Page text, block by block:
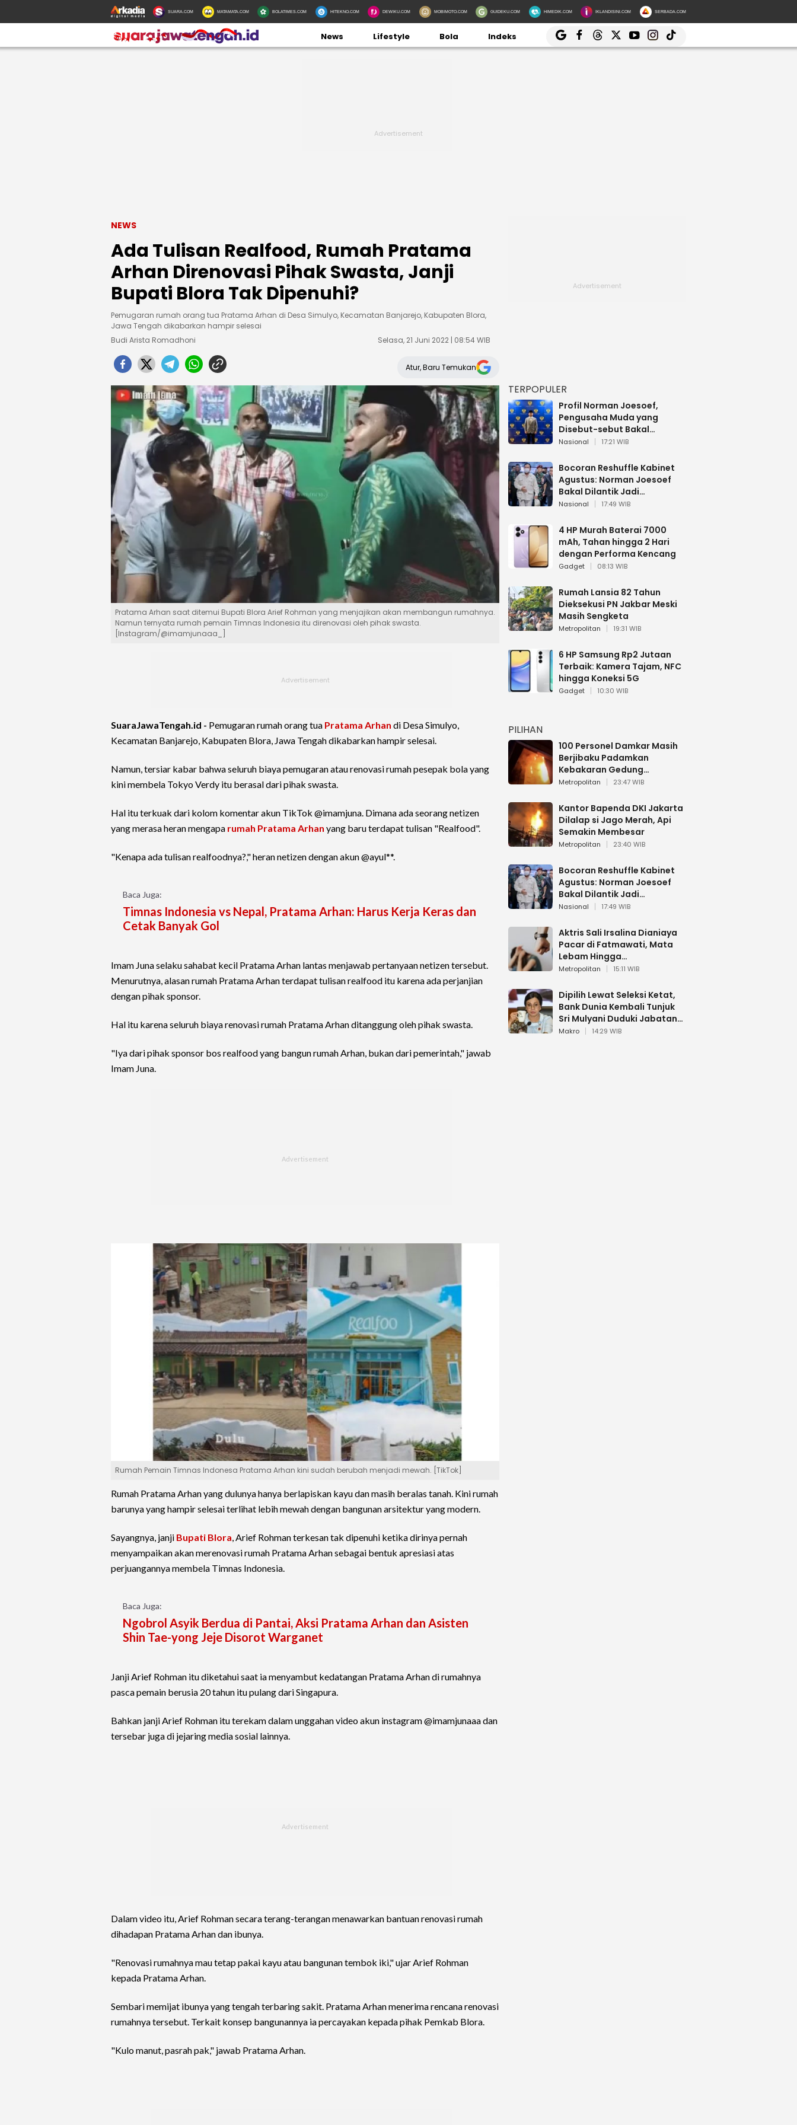
SUARA.COM MATAMATA.COM BOLATIMES.COM HITEKNO.COM DEWIKU.COM MOBIMOTO.COM GUIDEKU.COM HIMEDIK.COM IKLANDISINI.COM SERBADA.COM
News Lifestyle Bola Indeks
NEWS
Ada Tulisan Realfood, Rumah Pratama
Arhan Direnovasi Pihak Swasta, Janji
Bupati Blora Tak Dipenuhi?
Pemugaran rumah orang tua Pratama Arhan di Desa Simulyo, Kecamatan Banjarejo, Kabupaten Blora,
Jawa Tengah dikabarkan hampir selesai
Budi Arista Romadhoni
Selasa, 21 Juni 2022 | 08:54 WIB
Atur, Baru Temukan
Pratama Arhan saat ditemui Bupati Blora Arief Rohman yang menjajikan akan membangun rumahnya.
Namun ternyata rumah pemain Timnas Indonesia itu direnovasi oleh pihak swasta.
[Instagram/@imamjunaaa_]
SuaraJawaTengah.id - Pemugaran rumah orang tua Pratama Arhan di Desa Simulyo,
Kecamatan Banjarejo, Kabupaten Blora, Jawa Tengah dikabarkan hampir selesai.
Namun, tersiar kabar bahwa seluruh biaya pemugaran atau renovasi rumah pesepak bola yang
kini membela Tokyo Verdy itu berasal dari pihak swasta.
Hal itu terkuak dari kolom komentar akun TikTok @imamjuna. Dimana ada seorang netizen
yang merasa heran mengapa rumah Pratama Arhan yang baru terdapat tulisan "Realfood".
"Kenapa ada tulisan realfoodnya?," heran netizen dengan akun @ayul**.
Baca Juga:
Timnas Indonesia vs Nepal, Pratama Arhan: Harus Kerja Keras dan
Cetak Banyak Gol
Imam Juna selaku sahabat kecil Pratama Arhan lantas menjawab pertanyaan netizen tersebut.
Menurutnya, alasan rumah Pratama Arhan terdapat tulisan realfood itu karena ada perjanjian
dengan pihak sponsor.
Hal itu karena seluruh biaya renovasi rumah Pratama Arhan ditanggung oleh pihak swasta.
"Iya dari pihak sponsor bos realfood yang bangun rumah Arhan, bukan dari pemerintah," jawab
Imam Juna.
Rumah Pemain Timnas Indonesa Pratama Arhan kini sudah berubah menjadi mewah. [TikTok]
Rumah Pratama Arhan yang dulunya hanya berlapiskan kayu dan masih beralas tanah. Kini rumah
barunya yang hampir selesai terlihat lebih mewah dengan bangunan arsitektur yang modern.
Sayangnya, janji Bupati Blora, Arief Rohman terkesan tak dipenuhi ketika dirinya pernah
menyampaikan akan merenovasi rumah Pratama Arhan sebagai bentuk apresiasi atas
perjuangannya membela Timnas Indonesia.
Baca Juga:
Ngobrol Asyik Berdua di Pantai, Aksi Pratama Arhan dan Asisten
Shin Tae-yong Jeje Disorot Warganet
Janji Arief Rohman itu diketahui saat ia menyambut kedatangan Pratama Arhan di rumahnya
pasca pemain berusia 20 tahun itu pulang dari Singapura.
Bahkan janji Arief Rohman itu terekam dalam unggahan video akun instagram @imamjunaaa dan
tersebar juga di jejaring media sosial lainnya.
Dalam video itu, Arief Rohman secara terang-terangan menawarkan bantuan renovasi rumah
dihadapan Pratama Arhan dan ibunya.
"Renovasi rumahnya mau tetap pakai kayu atau bangunan tembok iki," ujar Arief Rohman
kepada Pratama Arhan.
Sembari memijat ibunya yang tengah terbaring sakit. Pratama Arhan menerima rencana renovasi
rumahnya tersebut. Terkait konsep bangunannya ia percayakan kepada pihak Pemkab Blora.
"Kulo manut, pasrah pak," jawab Pratama Arhan.
TERPOPULER
Profil Norman Joesoef,
Pengusaha Muda yang
Disebut-sebut Bakal
Dilantik Jadi Wamenhan RI
Nasional 17:21 WIB
Bocoran Reshuffle Kabinet
Agustus: Norman Joesoef
Bakal Dilantik Jadi
Wamenhan RI
Nasional 17:49 WIB
4 HP Murah Baterai 7000
mAh, Tahan hingga 2 Hari
dengan Performa Kencang
Gadget 08:13 WIB
Rumah Lansia 82 Tahun
Dieksekusi PN Jakbar Meski
Masih Sengketa
Metropolitan 19:31 WIB
6 HP Samsung Rp2 Jutaan
Terbaik: Kamera Tajam, NFC
hingga Koneksi 5G
Gadget 10:30 WIB
PILIHAN
100 Personel Damkar Masih
Berjibaku Padamkan
Kebakaran Gedung
Bapenda DKI
Metropolitan 23:47 WIB
Kantor Bapenda DKI Jakarta
Dilalap si Jago Merah, Api
Semakin Membesar
Metropolitan 23:40 WIB
Bocoran Reshuffle Kabinet
Agustus: Norman Joesoef
Bakal Dilantik Jadi
Wamenhan RI
Nasional 17:49 WIB
Aktris Sali Irsalina Dianiaya
Pacar di Fatmawati, Mata
Lebam Hingga
Diselamatkan Polantas
Metropolitan 15:11 WIB
Dipilih Lewat Seleksi Ketat,
Bank Dunia Kembali Tunjuk
Sri Mulyani Duduki Jabatan
Strategis
Makro 14:29 WIB